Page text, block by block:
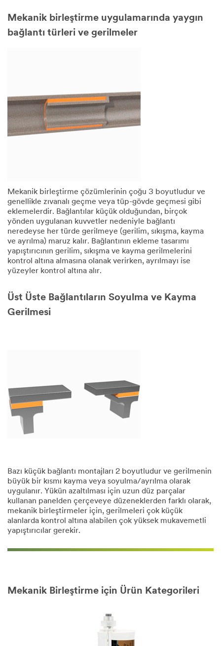
Mekanik birleştirme uygulamarında yaygın
bağlantı türleri ve gerilmeler
Mekanik birleştirme çözümlerinin çoğu 3 boyutludur ve
genellikle zıvanalı geçme veya tüp-gövde geçmesi gibi
eklemelerdir. Bağlantılar küçük olduğundan, birçok
yönden uygulanan kuvvetler nedeniyle bağlantı
neredeyse her türde gerilmeye (gerilim, sıkışma, kayma
ve ayrılma) maruz kalır. Bağlantının ekleme tasarımı
yapıştırıcının gerilim, sıkışma ve kayma gerilmelerini
kontrol altına almasına olanak verirken, ayrılmayı ise
yüzeyler kontrol altına alır.
Üst Üste Bağlantıların Soyulma ve Kayma
Gerilmesi
Bazı küçük bağlantı montajları 2 boyutludur ve gerilmenin
büyük bir kısmı kayma veya soyulma/ayrılma olarak
uygulanır. Yükün azaltılması için uzun düz parçalar
kullanan panelden çerçeveye düzeneklerden farklı olarak,
mekanik birleştirmeler için, gerilmeleri çok küçük
alanlarda kontrol altına alabilen çok yüksek mukavemetli
yapıştırıcılar gerekir.
Mekanik Birleştirme için Ürün Kategorileri